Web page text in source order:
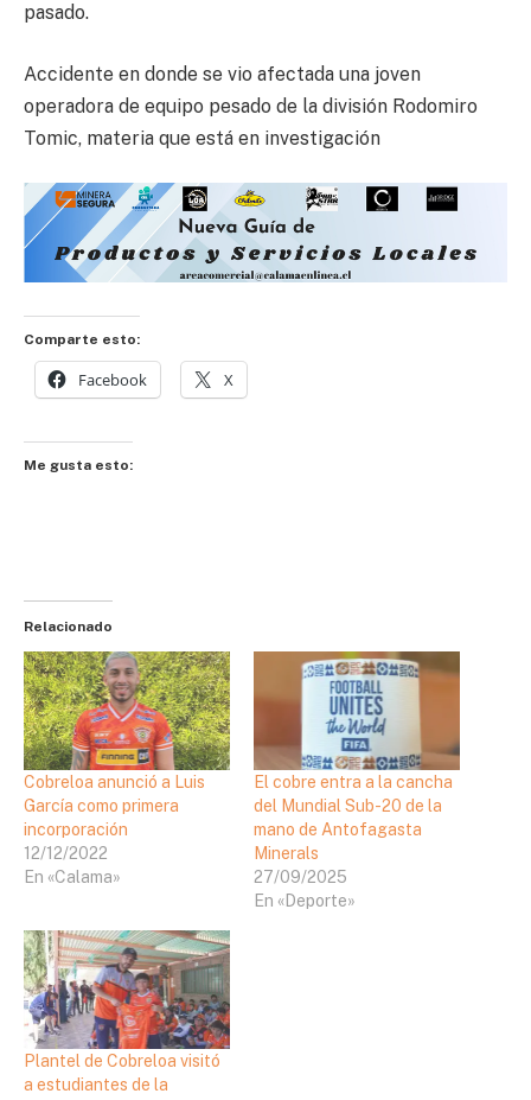
pasado.
Accidente en donde se vio afectada una joven
operadora de equipo pesado de la división Rodomiro
Tomic, materia que está en investigación
Comparte esto:
Facebook X
Me gusta esto:
Relacionado
Cobreloa anunció a Luis
García como primera
incorporación
12/12/2022
En «Calama»
El cobre entra a la cancha
del Mundial Sub-20 de la
mano de Antofagasta
Minerals
27/09/2025
En «Deporte»
Plantel de Cobreloa visitó
a estudiantes de la